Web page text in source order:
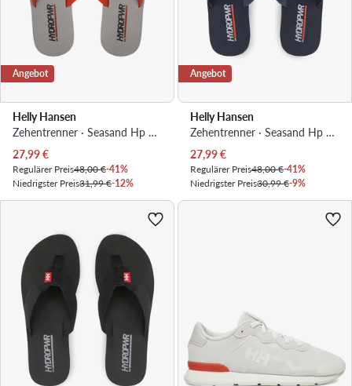
Angebot
Helly Hansen
Zehentrenner · Seasand Hp 2 11954_308 · Orange
Aktueller Preis
27,99€
Regulärer Preis48,00 €-41%
Niedrigster Preis31,99 €-12%
Angebot
Helly Hansen
Zehentrenner · Seasand Hp 2 11954_693 · Dunkelblau
Aktueller Preis
27,99€
Regulärer Preis48,00 €-41%
Niedrigster Preis30,99 €-9%